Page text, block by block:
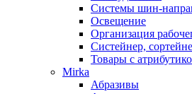
Системы шин-
Освещение
Организация
Систейнер,
Товары с
Mirka
Абразивы